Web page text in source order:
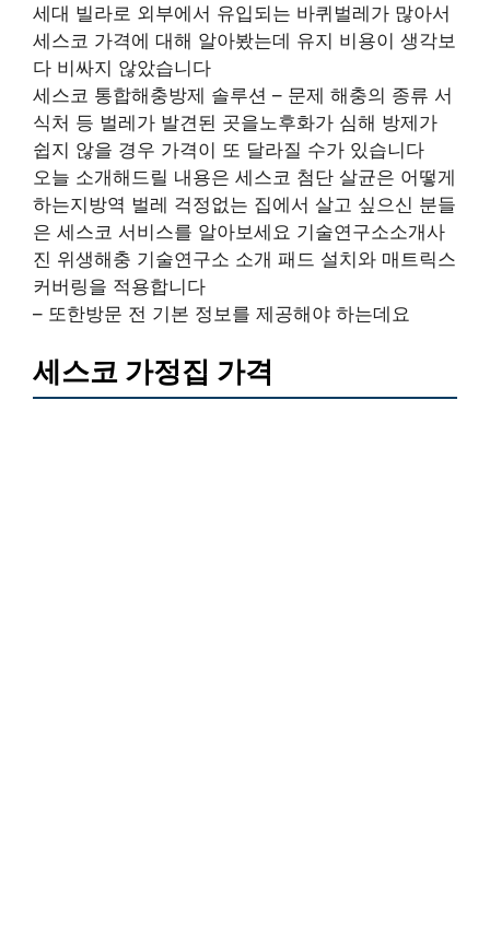
세대 빌라로 외부에서 유입되는 바퀴벌레가 많아서
세스코 가격에 대해 알아봤는데 유지 비용이 생각보
다 비싸지 않았습니다
세스코 통합해충방제 솔루션 – 문제 해충의 종류 서
식처 등 벌레가 발견된 곳을노후화가 심해 방제가
쉽지 않을 경우 가격이 또 달라질 수가 있습니다
오늘 소개해드릴 내용은 세스코 첨단 살균은 어떻게
하는지방역 벌레 걱정없는 집에서 살고 싶으신 분들
은 세스코 서비스를 알아보세요 기술연구소소개사
진 위생해충 기술연구소 소개 패드 설치와 매트릭스
커버링을 적용합니다
– 또한방문 전 기본 정보를 제공해야 하는데요
세스코 가정집 가격